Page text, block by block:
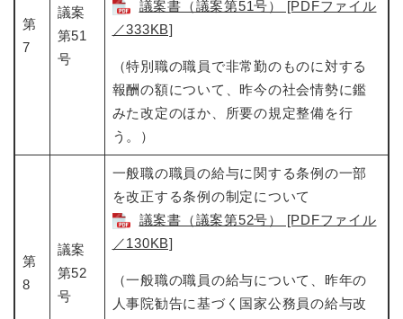
第
7
議案
第51
号
議案書（議案第51号） [PDFファイル
／333KB]
（特別職の職員で非常勤のものに対する
報酬の額について、昨今の社会情勢に鑑
みた改定のほか、所要の規定整備を行
う。）
第
8
議案
第52
号
一般職の職員の給与に関する条例の一部
を改正する条例の制定について​
議案書（議案第52号） [PDFファイル
／130KB]
（一般職の職員の給与について、昨年の
人事院勧告に基づく国家公務員の給与改